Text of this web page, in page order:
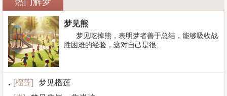
梦见熊
梦见吃掉熊，表明梦者善于总结，能够吸收战
胜困难的经验，这对自己是很...
[榴莲]
梦见榴莲